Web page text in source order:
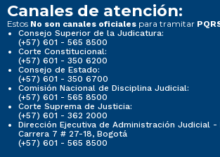
Canales de atención:
Estos No son canales oficiales para tramitar
Consejo Superior de la Judicatura:
(+57) 601 - 565 8500
Corte Constitucional:
(+57) 601 - 350 6200
Consejo de Estado:
(+57) 601 - 350 6700
Comisión Nacional de Disciplina Judicial:
(+57) 601 - 565 8500
Corte Suprema de Justicia:
(+57) 601 - 362 2000
Dirección Ejecutiva de Administración Judicial -
Carrera 7 # 27-18, Bogotá
(+57) 601 - 565 8500